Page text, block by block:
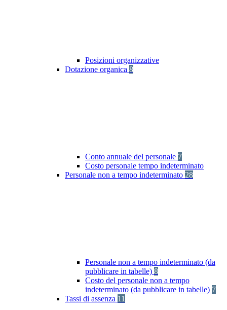
Posizioni organizzative
Dotazione organica 8
Conto annuale del personale 7
Costo personale tempo indeterminato
Personale non a tempo indeterminato 28
Personale non a tempo indeterminato (da
pubblicare in tabelle) 8
Costo del personale non a tempo
indeterminato (da pubblicare in tabelle) 7
Tassi di assenza 11